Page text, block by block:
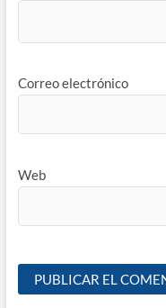
Correo electrónico
Web